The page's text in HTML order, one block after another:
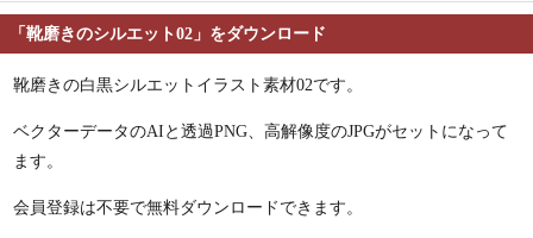
「靴磨きのシルエット02」をダウンロード
靴磨きの白黒シルエットイラスト素材02です。
ベクターデータのAIと透過PNG、高解像度のJPGがセットになって
ます。
会員登録は不要で無料ダウンロードできます。